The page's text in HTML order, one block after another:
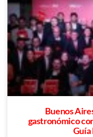
Buenos
gastronómico